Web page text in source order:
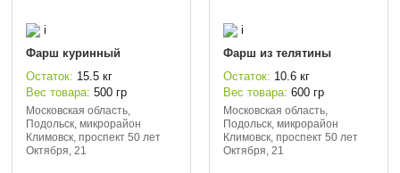
i
Фарш куринный
Остаток: 15.5 кг
Вес товара:500 гр
Московская область,
Подольск, микрорайон
Климовск, проспект 50 лет
Октября, 21
i
Фарш из телятины
Остаток: 10.6 кг
Вес товара: 600 гр
Московская область,
Подольск, микрорайон
Климовск, проспект 50 лет
Октября, 21